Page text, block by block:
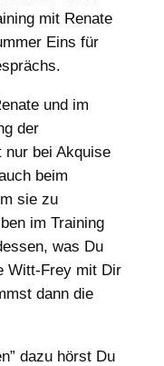
mit Renate
Eins für
und im
der
nur bei Akquise
beim
sie zu
im Training
was Du
Witt-Frey mit Dir
dann die
dazu hörst Du